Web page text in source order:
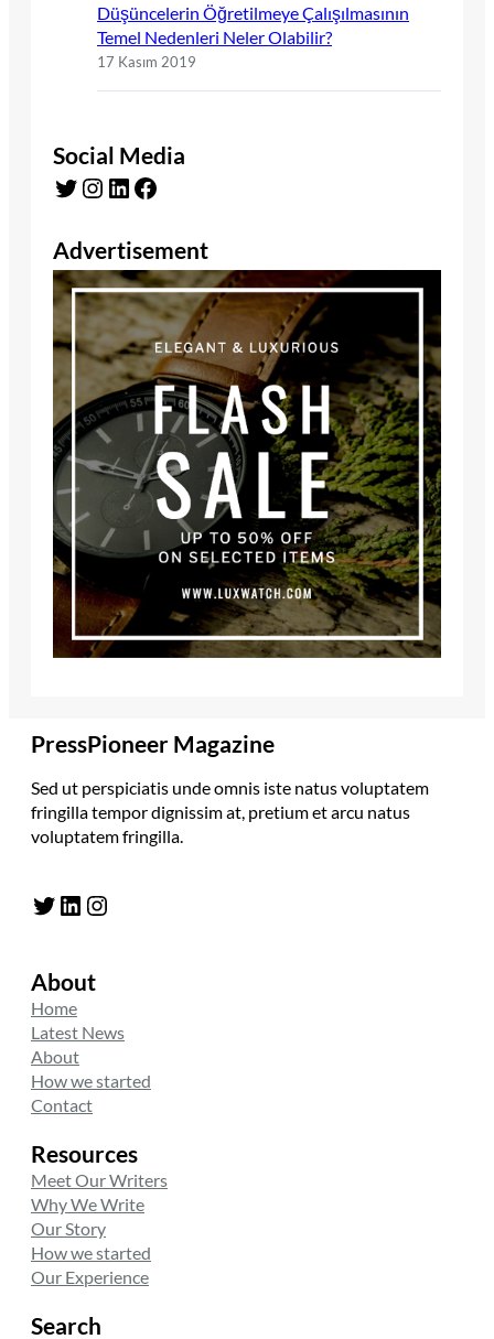
Düşüncelerin Öğretilmeye Çalışılmasının
Temel Nedenleri Neler Olabilir?
17 Kasım 2019
Social Media
Twitter Instagram LinkedIn Facebook
Advertisement
PressPioneer Magazine
Sed ut perspiciatis unde omnis iste natus voluptatem
fringilla tempor dignissim at, pretium et arcu natus
voluptatem fringilla.
Twitter LinkedIn Instagram
About
Home
Latest News
About
How we started
Contact
Resources
Meet Our Writers
Why We Write
Our Story
How we started
Our Experience
Search